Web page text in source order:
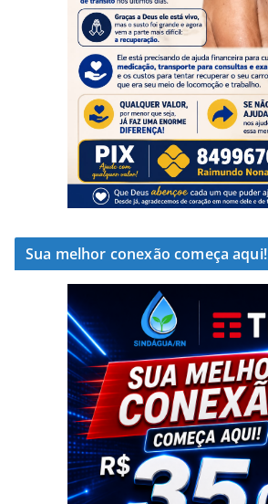
Sua melhor conexão começa aqui!